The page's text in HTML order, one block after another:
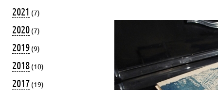
2021 (7)
2020 (7)
2019 (9)
2018 (10)
2017 (19)